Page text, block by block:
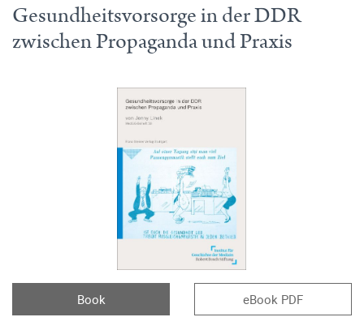
Gesundheitsvorsorge in der DDR
zwischen Propaganda und Praxis
Book eBook PDF